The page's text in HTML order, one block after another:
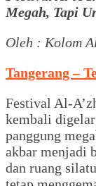
Megah, Tapi
Oleh : Kolom
Tangerang –
Festival Al-
kembali
panggung
akbar menjadi
dan ruang